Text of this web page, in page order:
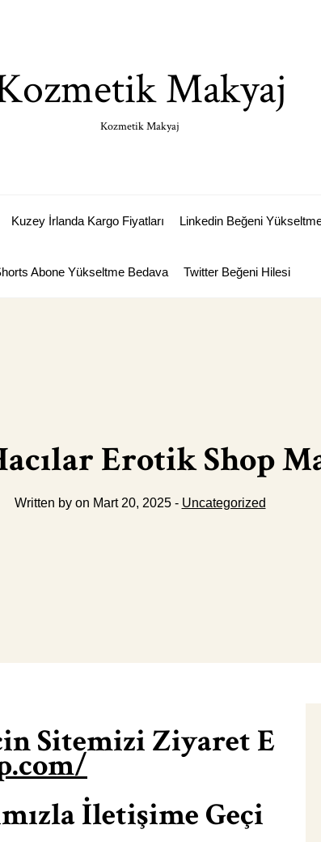
Makyaj
Kozmetik Makyaj
Kuzey İrlanda Kargo Fiyatları Linkedin Beğeni
Abone Yükseltme Bedava Twitter Beğeni Hilesi
Erotik Shop
Written by on Mart 20, 2025 - Uncategorized
Sitemizi Ziyaret E
İletişime Geçi